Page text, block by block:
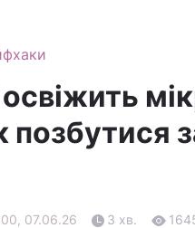
позбутися
07.06.26 3 хв.